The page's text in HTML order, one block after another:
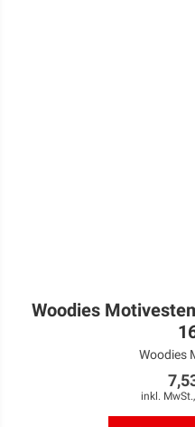
Woodies
Woodies
inkl.